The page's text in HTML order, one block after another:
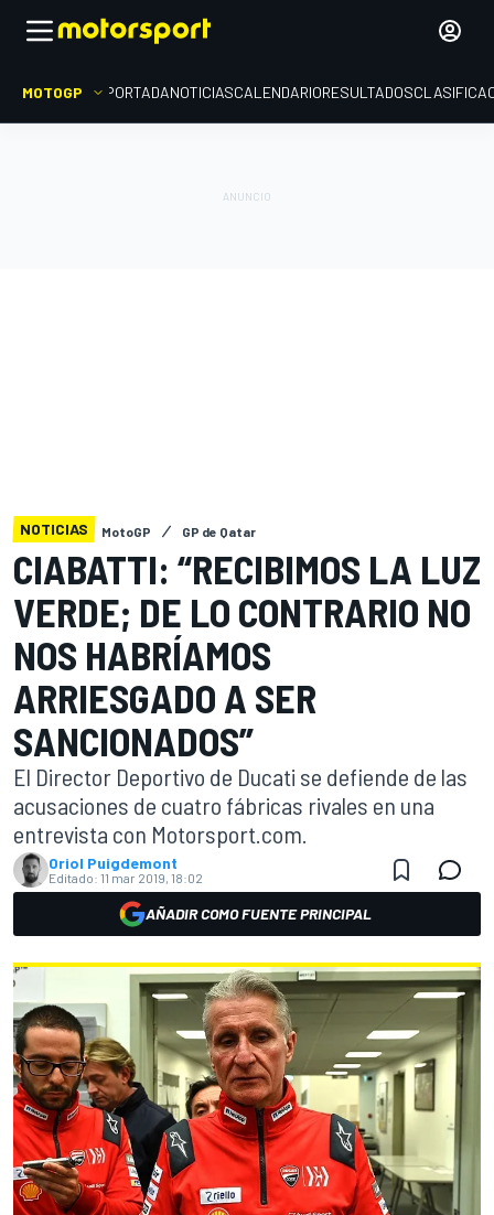
MOTOGP PORTADANOTICIASCALENDARIORESULTADOS
NOTICIAS MotoGP GP de Qatar
CIABATTI: “RECIBIMOS LA LUZ
VERDE; DE LO CONTRARIO NO
NOS HABRÍAMOS
ARRIESGADO A SER
SANCIONADOS”
El Director Deportivo de Ducati se defiende de las
acusaciones de cuatro fábricas rivales en una
entrevista con Motorsport.com.
Oriol Puigdemont
Editado: 11 mar 2019, 18:02
AÑADIR COMO FUENTE PRINCIPAL